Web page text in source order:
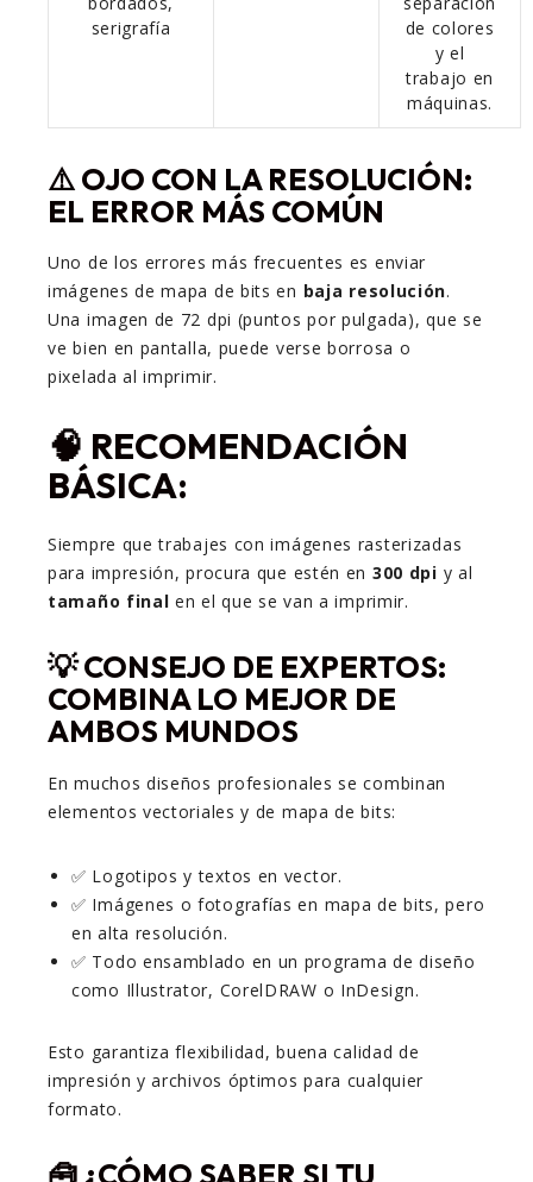
serigrafía
de colores
y el
trabajo en
máquinas.
⚠️ OJO CON LA RESOLUCIÓN:
EL ERROR MÁS COMÚN
Uno de los errores más frecuentes es enviar
imágenes de mapa de bits en baja resolución.
Una imagen de 72 dpi (puntos por pulgada), que se
ve bien en pantalla, puede verse borrosa o
pixelada al imprimir.
🧠 RECOMENDACIÓN
BÁSICA:
Siempre que trabajes con imágenes rasterizadas
para impresión, procura que estén en 300 dpi y al
tamaño final en el que se van a imprimir.
💡 CONSEJO DE EXPERTOS:
COMBINA LO MEJOR DE
AMBOS MUNDOS
En muchos diseños profesionales se combinan
elementos vectoriales y de mapa de bits:
✅ Logotipos y textos en vector.
✅ Imágenes o fotografías en mapa de bits, pero
en alta resolución.
✅ Todo ensamblado en un programa de diseño
como Illustrator, CorelDRAW o InDesign.
Esto garantiza flexibilidad, buena calidad de
impresión y archivos óptimos para cualquier
formato.
🧰 ¿CÓMO SABER SI TU